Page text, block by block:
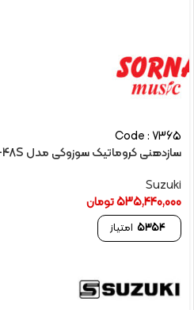
Code : 7365
سازدهنی کروماتیک سوزوکی مدل F-48S
Suzuki
535,440,000تومان
5354 امتیاز